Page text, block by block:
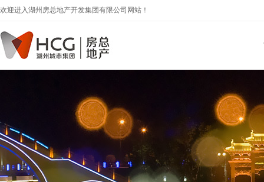
欢迎进入湖州房总地产开发集团有限公司网站！